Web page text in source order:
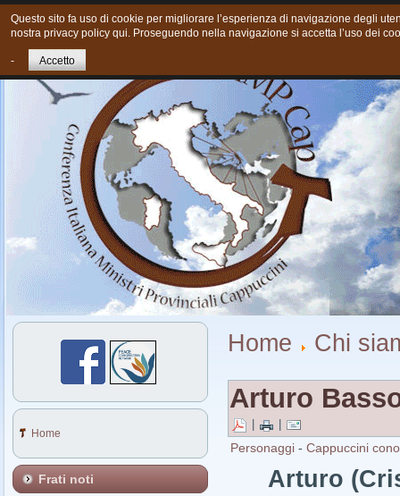
Home Chi siamo Cosa Facciamo oggi Giovani
Home
Frati noti
Home Chi
Arturo
Personaggi - Cappuccini
Arturo
Questo sito fa uso di cookie per migliorare l’esperienza di navigazione degli
nostra privacy policy qui. Proseguendo nella navigazione si accetta l’uso dei
- Accetto